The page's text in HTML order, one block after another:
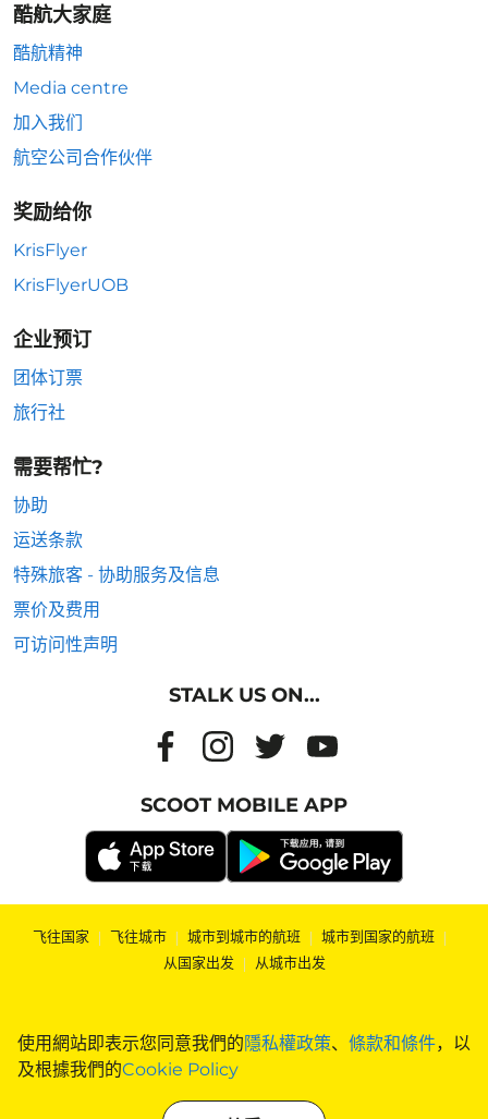
使用網站即表示您同意我們的隱私權政策、 條款和條件，以
及根據我們的Cookie Policy
酷航大家庭
酷航精神
Media centre
加入我们
航空公司合作伙伴
奖励给你
KrisFlyer
KrisFlyerUOB
企业预订
团体订票
旅行社
需要帮忙?
协助
运送条款
特殊旅客 - 协助服务及信息
票价及费用
可访问性声明
STALK US ON...
SCOOT MOBILE APP
飞往国家 | 飞往城市 | 城市到城市的航班 | 城市到国家的航班 |
从国家出发 | 从城市出发